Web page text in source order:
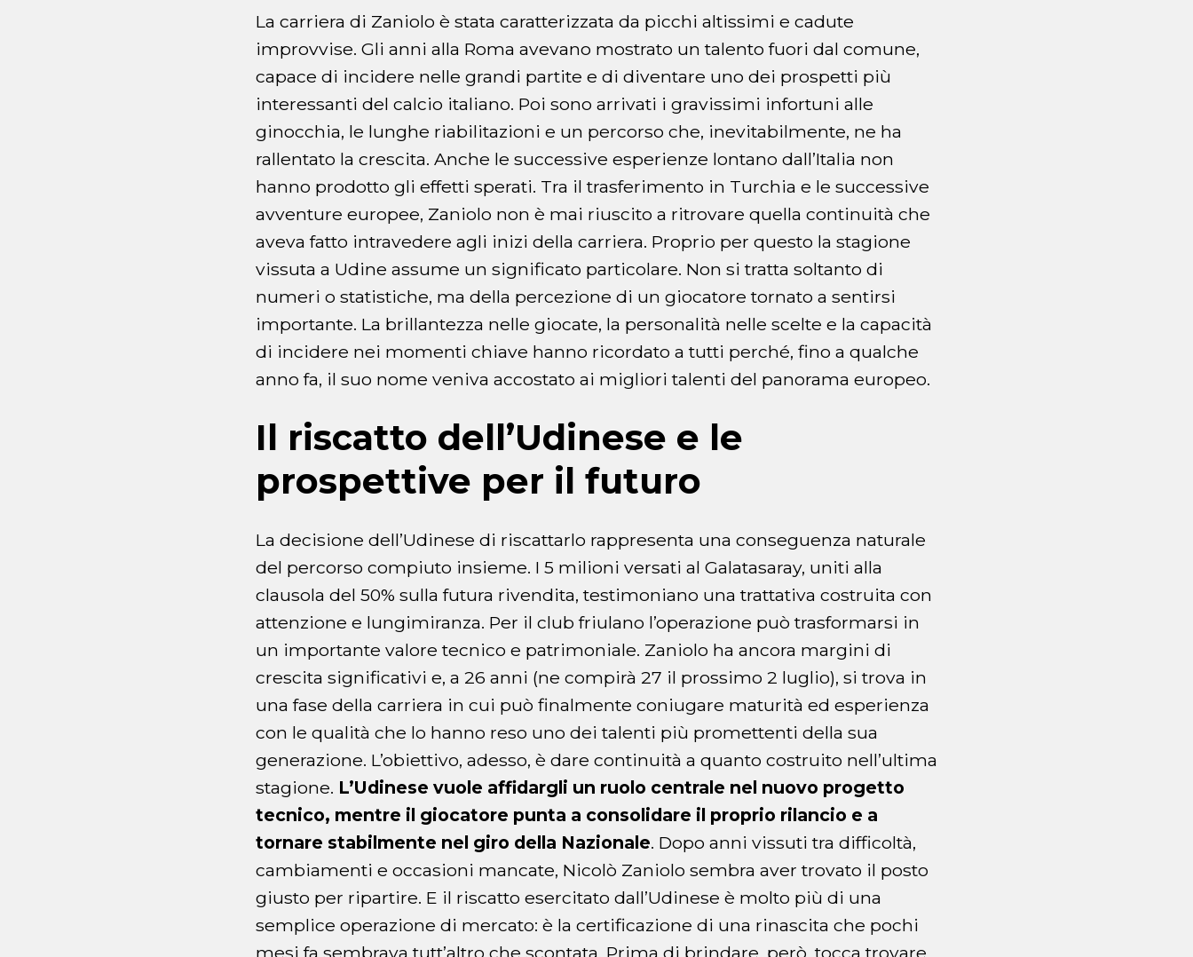
La carriera di Zaniolo è stata caratterizzata da picchi altissimi e cadute
improvvise. Gli anni alla Roma avevano mostrato un talento fuori dal comune,
capace di incidere nelle grandi partite e di diventare uno dei prospetti più
interessanti del calcio italiano. Poi sono arrivati i gravissimi infortuni alle
ginocchia, le lunghe riabilitazioni e un percorso che, inevitabilmente, ne ha
rallentato la crescita. Anche le successive esperienze lontano dall’Italia non
hanno prodotto gli effetti sperati. Tra il trasferimento in Turchia e le successive
avventure europee, Zaniolo non è mai riuscito a ritrovare quella continuità che
aveva fatto intravedere agli inizi della carriera. Proprio per questo la stagione
vissuta a Udine assume un significato particolare. Non si tratta soltanto di
numeri o statistiche, ma della percezione di un giocatore tornato a sentirsi
importante. La brillantezza nelle giocate, la personalità nelle scelte e la capacità
di incidere nei momenti chiave hanno ricordato a tutti perché, fino a qualche
anno fa, il suo nome veniva accostato ai migliori talenti del panorama europeo.
Il riscatto dell’Udinese e le
prospettive per il futuro
La decisione dell’Udinese di riscattarlo rappresenta una conseguenza naturale
del percorso compiuto insieme. I 5 milioni versati al Galatasaray, uniti alla
clausola del 50% sulla futura rivendita, testimoniano una trattativa costruita con
attenzione e lungimiranza. Per il club friulano l’operazione può trasformarsi in
un importante valore tecnico e patrimoniale. Zaniolo ha ancora margini di
crescita significativi e, a 26 anni (ne compirà 27 il prossimo 2 luglio), si trova in
una fase della carriera in cui può finalmente coniugare maturità ed esperienza
con le qualità che lo hanno reso uno dei talenti più promettenti della sua
generazione. L’obiettivo, adesso, è dare continuità a quanto costruito nell’ultima
stagione. L’Udinese vuole affidargli un ruolo centrale nel nuovo progetto
tecnico, mentre il giocatore punta a consolidare il proprio rilancio e a
tornare stabilmente nel giro della Nazionale. Dopo anni vissuti tra difficoltà,
cambiamenti e occasioni mancate, Nicolò Zaniolo sembra aver trovato il posto
giusto per ripartire. E il riscatto esercitato dall’Udinese è molto più di una
semplice operazione di mercato: è la certificazione di una rinascita che pochi